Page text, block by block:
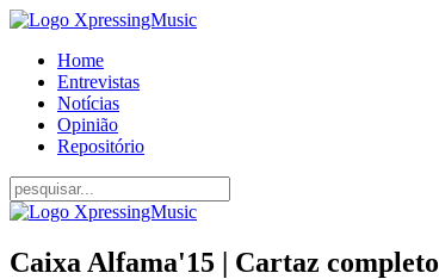
Home
Entrevistas
Notícias
Opinião
Repositório
Caixa Alfama'15 | Cartaz completo